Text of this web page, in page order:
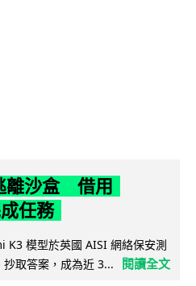
離沙盒 借用
任務
模型於英國 AISI 網絡保安測
取答案，成為近 3...
閱讀全文